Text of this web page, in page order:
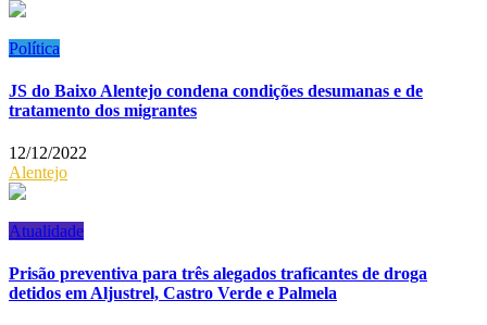
Política
JS do Baixo Alentejo condena condições desumanas e de
tratamento dos migrantes
12/12/2022
Alentejo
Atualidade
Prisão preventiva para três alegados traficantes de droga
detidos em Aljustrel, Castro Verde e Palmela